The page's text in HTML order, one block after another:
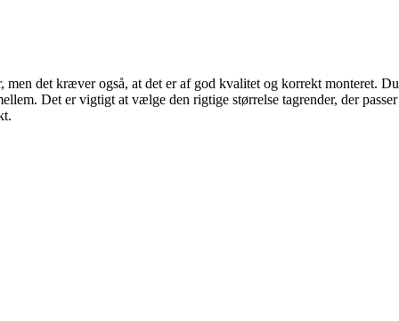
det kræver også, at det er af god kvalitet og korrekt monteret. Du
Det er vigtigt at vælge den rigtige størrelse tagrender, der passer